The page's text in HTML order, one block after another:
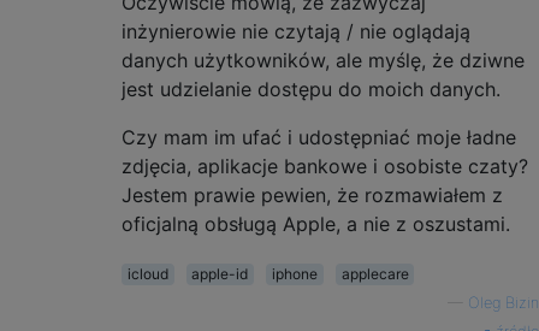
inżynierowie nie czytają / nie oglądają
danych użytkowników, ale myślę, że dziwne
jest udzielanie dostępu do moich danych.
Czy mam im ufać i udostępniać moje ładne
zdjęcia, aplikacje bankowe i osobiste czaty?
Jestem prawie pewien, że rozmawiałem z
oficjalną obsługą Apple, a nie z oszustami.
icloud apple-id iphone
applecare
Oleg Bizin